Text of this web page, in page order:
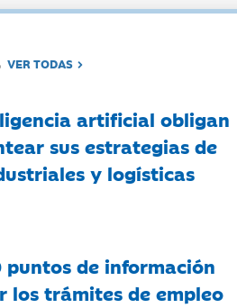
VER TODAS
artificial obligan
sus estrategias de
y logísticas
de información
trámites de empleo